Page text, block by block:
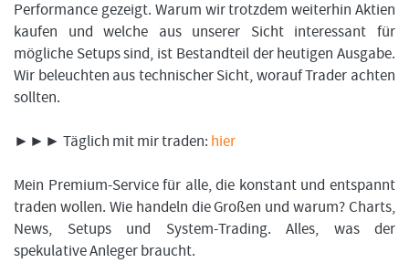
Performance gezeigt. Warum wir trotzdem weiterhin Aktien
kaufen und welche aus unserer Sicht interessant für
mögliche Setups sind, ist Bestandteil der heutigen Ausgabe.
Wir beleuchten aus technischer Sicht, worauf Trader achten
sollten.
►►► Täglich mit mir traden: hier
Mein Premium-Service für alle, die konstant und entspannt
traden wollen. Wie handeln die Großen und warum? Charts,
News, Setups und System-Trading. Alles, was der
spekulative Anleger braucht.